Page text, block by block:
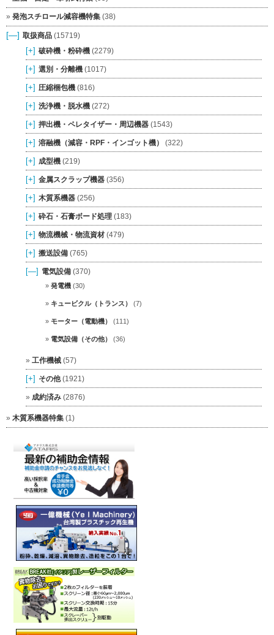
発泡スチロール減容機特集 (38)
[—] 取扱商品 (15719)
[+] 破砕機・粉砕機 (2279)
[+] 選別・分離機 (1017)
[+] 圧縮梱包機 (816)
[+] 洗浄機・脱水機 (272)
[+] 押出機・ペレタイザー・周辺機器 (1543)
[+] 溶融機（減容・RPF・インゴット機） (322)
[+] 成型機 (219)
[+] 金属スクラップ機器 (356)
[+] 木質系機器 (256)
[+] 砕石・石膏ボード処理 (183)
[+] 物流機械・物流資材 (479)
[+] 搬送設備 (765)
[—] 電気設備 (370)
発電機 (30)
キュービクル（トランス） (7)
モーター（電動機） (111)
電気設備（その他） (36)
工作機械 (57)
[+] その他(1921)
成約済み (2876)
木質系機器特集 (1)